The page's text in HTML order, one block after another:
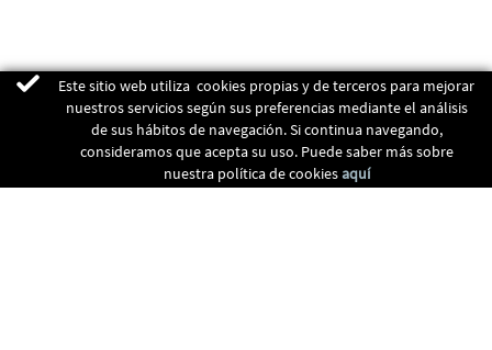
Este sitio web utiliza cookies propias y de terceros para mejorar
nuestros servicios según sus preferencias mediante el análisis
de sus hábitos de navegación. Si continua navegando,
consideramos que acepta su uso. Puede saber más sobre
nuestra política de cookies aquí